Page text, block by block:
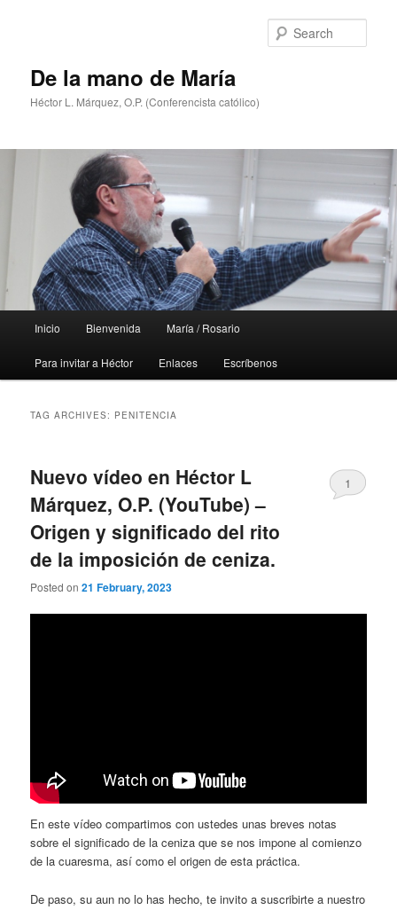
De la mano de María
Héctor L. Márquez, O.P. (Conferencista católico)
Inicio Bienvenida María / Rosario
Para invitar a Héctor Enlaces Escríbenos
TAG ARCHIVES: PENITENCIA
Nuevo vídeo en Héctor L
Márquez, O.P. (YouTube) –
Origen y significado del rito
de la imposición de ceniza.
Posted on21 February, 2023
1
En este vídeo compartimos con ustedes unas breves notas
sobre el significado de la ceniza que se nos impone al comienzo
de la cuaresma, así como el origen de esta práctica.
De paso, su aun no lo has hecho, te invito a suscribirte a nuestro